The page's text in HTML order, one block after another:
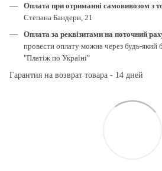
Оплата при отриманні самовивозом з
Степана Бандери, 21
Оплата за реквізитами на поточний
провести оплату можна через будь-який
"Платіж по Україні"
Гарантия на возврат товара - 14 дней